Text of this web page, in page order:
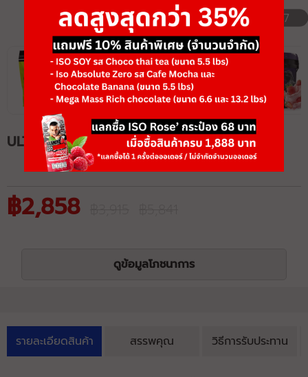
1/7
ULTRA MASS SET
฿2,858
ดูข้อมูลโภชนาการ
รายละเอียดสินค้า สรรพคุณ วิธีการรับประทาน